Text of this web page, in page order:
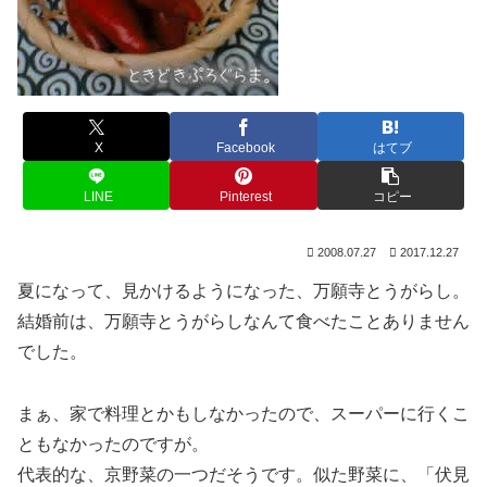
X Facebook はてブ
LINE Pinterest コピー
2008.07.27 2017.12.27
夏になって、見かけるようになった、万願寺とうがらし。
結婚前は、万願寺とうがらしなんて食べたことありません
でした。
まぁ、家で料理とかもしなかったので、スーパーに行くこ
ともなかったのですが。
代表的な、京野菜の一つだそうです。似た野菜に、「伏見